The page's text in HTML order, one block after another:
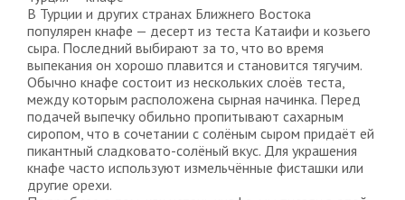
В Турции и других странах Ближнего Востока
популярен кнафе — десерт из теста Катаифи и козьего
сыра. Последний выбирают за то, что во время
выпекания он хорошо плавится и становится тягучим.
Обычно кнафе состоит из нескольких слоёв теста,
между которым расположена сырная начинка. Перед
подачей выпечку обильно пропитывают сахарным
сиропом, что в сочетании с солёным сыром придаёт ей
пикантный сладковато-солёный вкус. Для украшения
кнафе часто используют измельчённые фисташки или
другие орехи.